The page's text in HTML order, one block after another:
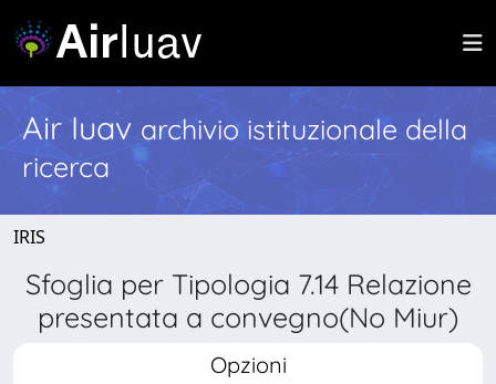
Air Iuav archivio istituzionale della
ricerca
IRIS
Sfoglia per Tipologia 7.14 Relazione
presentata a convegno(No Miur)
Opzioni